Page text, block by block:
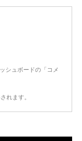
シュボードの「コメ
れます。